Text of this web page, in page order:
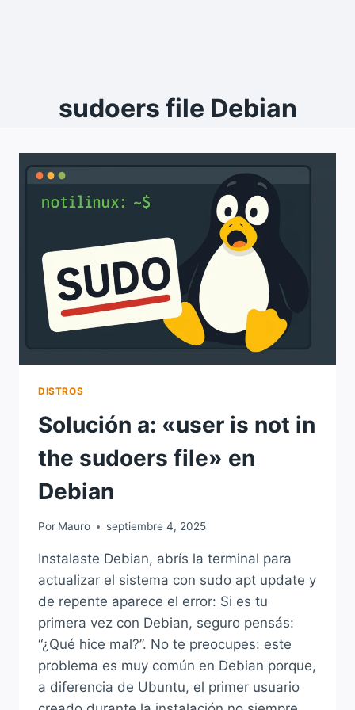
sudoers file Debian
DISTROS
Solución a: «user is not in
the sudoers file» en
Debian
Por Mauro septiembre 4, 2025
Instalaste Debian, abrís la terminal para
actualizar el sistema con sudo apt update y
de repente aparece el error: Si es tu
primera vez con Debian, seguro pensás:
“¿Qué hice mal?”. No te preocupes: este
problema es muy común en Debian porque,
a diferencia de Ubuntu, el primer usuario